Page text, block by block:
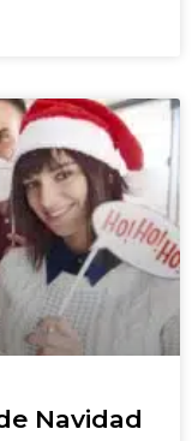
Navidad